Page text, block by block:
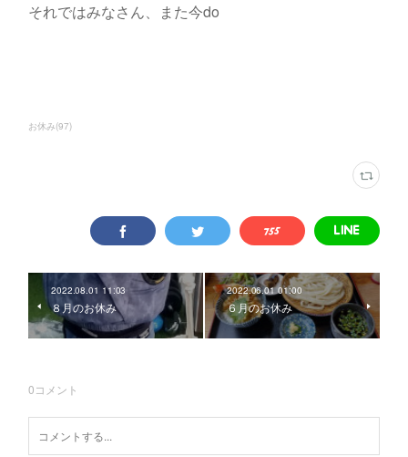
それではみなさん、また今do
お休み(97)
2022.08.01 11:03
８月のお休み
2022.06.01 01:00
６月のお休み
0コメント